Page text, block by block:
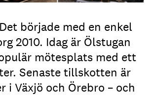
började med en enkel
2010. Idag är Ölstugan
mötesplats med ett
Senaste tillskotten är
i Växjö och Örebro – och